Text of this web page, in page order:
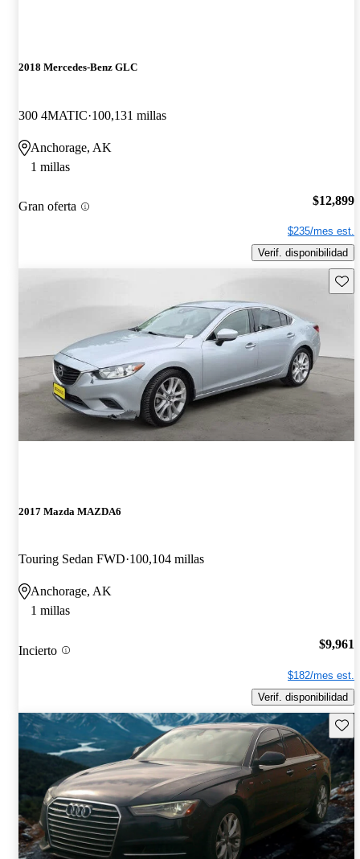
2018 Mercedes-Benz GLC
300 4MATIC 100,131 millas
Anchorage, AK
1 millas
Gran oferta $12,899
$235/mes est.
Verif. disponibilidad
2017 Mazda MAZDA6
Touring Sedan FWD 100,104 millas
Anchorage, AK
1 millas
Incierto $9,961
$182/mes est.
Verif. disponibilidad